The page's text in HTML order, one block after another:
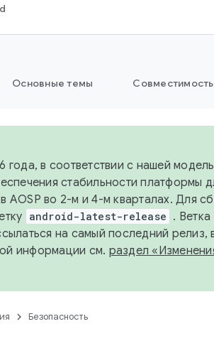
Основные темы Совместимость
года, в соответствии с нашей
стабильности платформы
AOSP во 2-м и 4-м кварталах. Для
android-latest-release . Ветка
на самый последний
информации см. раздел
Безопасность